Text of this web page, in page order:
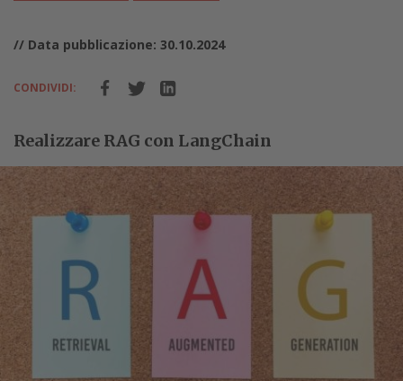
// Data pubblicazione: 30.10.2024
CONDIVIDI:
Realizzare RAG con LangChain